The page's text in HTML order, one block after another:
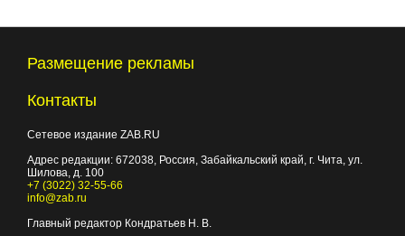
Размещение рекламы
Контакты
Сетевое издание ZAB.RU
Адрес редакции: 672038, Россия, Забайкальский край, г. Чита, ул.
Шилова, д. 100
+7 (3022) 32-55-66
info@zab.ru
Главный редактор Кондратьев Н. В.